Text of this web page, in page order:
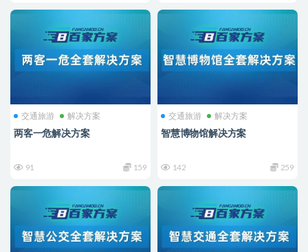
交通旅游 解决方案
两客一危解决方案
91 159
交通旅游 解决方案
智慧博物馆解决方案
142 259